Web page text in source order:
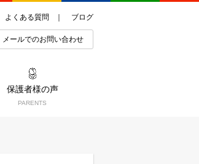
よくある質問 ブログ
メールでのお問い合わせ
保護者様の声
PARENTS